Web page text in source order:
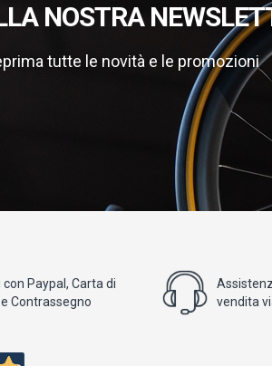
NOSTRA
tutte le novità e le promozioni
Paypal, Carta di
Contrassegno
vendita